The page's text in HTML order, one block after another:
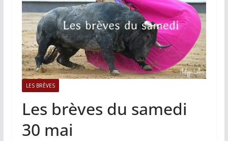
LES BRÈVES
Les brèves du samedi
30 mai